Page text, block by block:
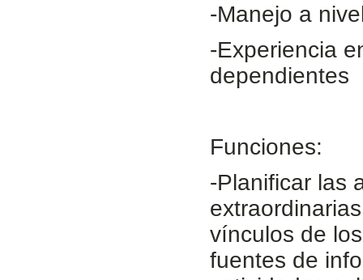
-Manejo a
-Experiencia
dependientes
Funciones:
-Planificar las
vínculos de
fuentes de